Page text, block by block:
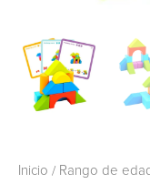
Inicio / Rango de